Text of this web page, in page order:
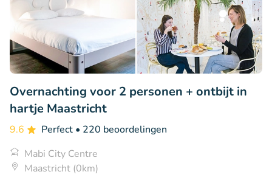
Overnachting voor 2 personen + ontbijt in
hartje Maastricht
9.6 Perfect • 220 beoordelingen
Mabi City Centre
Maastricht (0km)